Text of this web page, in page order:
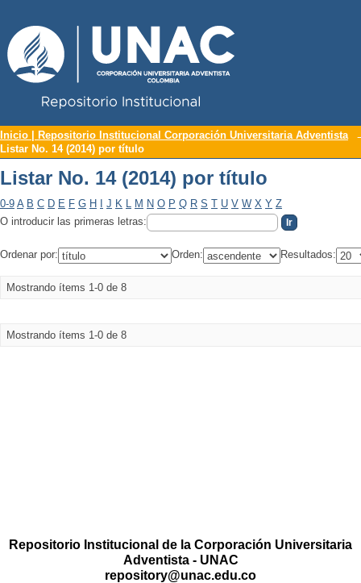
Listar No. 14 (2014) por título
Inicio | Repositorio Institucional Corporación Universitaria Adventista
Listar No. 14 (2014) por título
Listar No. 14 (2014) por título
0-9 A B C D E F G H J K L M N O P Q R S T U V W X Y Z
O introducir las primeras letras:
Ordenar por: Orden: Resultados:
Mostrando ítems 1-0 de 8
Mostrando ítems 1-0 de 8
Repositorio Institucional de la Corporación Universitaria
Adventista - UNAC
repository@unac.edu.co